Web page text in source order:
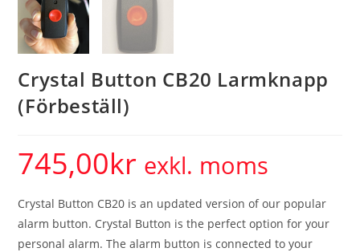
Crystal Button CB20 Larmknapp
(Förbeställ)
745,00kr exkl. moms
Crystal Button CB20 is an updated version of our popular
alarm button. Crystal Button is the perfect option for your
personal alarm. The alarm button is connected to your